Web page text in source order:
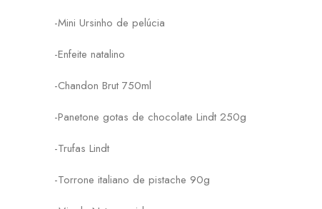
-Mini Ursinho de pelúcia
-Enfeite natalino
-Chandon Brut 750ml
-Panetone gotas de chocolate Lindt 250g
-Trufas Lindt
-Torrone italiano de pistache 90g